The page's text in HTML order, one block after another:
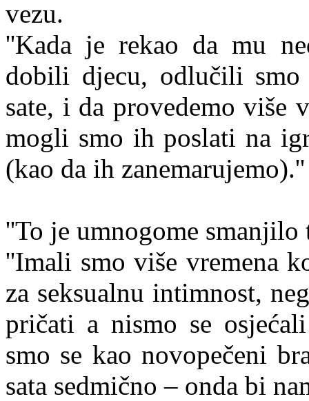
vezu.
''Kada je rekao da mu
dobili djecu, odlučili
sate, i da provedemo više
mogli smo ih poslati na
(kao da ih zanemarujemo).''
''To je umnogome smanjilo
''Imali smo više vremena
za seksualnu intimnost,
pričati a nismo se
smo se kao novopečeni
sata sedmično – onda bi